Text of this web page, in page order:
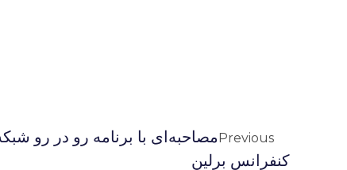
Previousمصاحبه‌اى با برنامه رو در رو
كنفرانس برلين